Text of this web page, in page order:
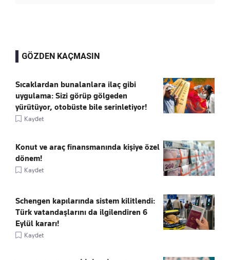
GÖZDEN KAÇMASIN
Sıcaklardan bunalanlara ilaç gibi
uygulama: Sizi görüp gölgeden
yürütüyor, otobüste bile serinletiyor!
Kaydet
Konut ve araç finansmanında kişiye özel
dönem!
Kaydet
Schengen kapılarında sistem kilitlendi:
Türk vatandaşlarını da ilgilendiren 6
Eylül kararı!
Kaydet